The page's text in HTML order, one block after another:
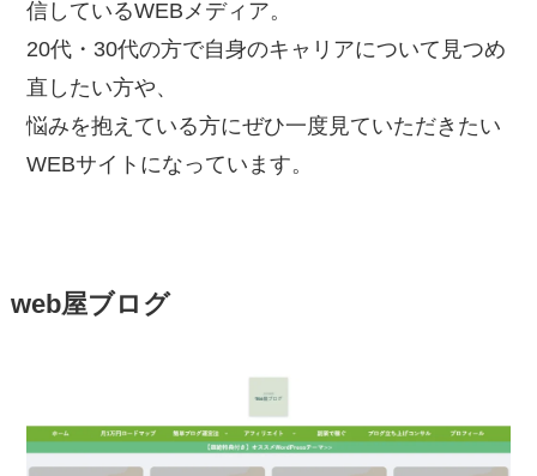
信しているWEBメディア。
20代・30代の方で自身のキャリアについて見つめ
直したい方や、
悩みを抱えている方にぜひ一度見ていただきたい
WEBサイトになっています。
web屋ブログ